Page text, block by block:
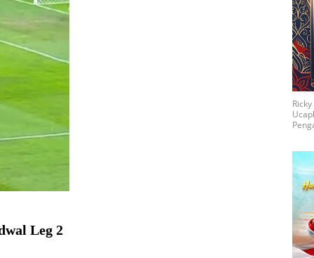
Leg 2